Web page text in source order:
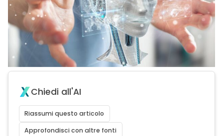
Chiedi all'AI
Riassumi questo articolo
Approfondisci con altre fonti